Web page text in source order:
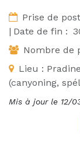
Prise de
| Date de fin :
Nombre de
Lieu :
(canyoning,
Mis à jour le 12/